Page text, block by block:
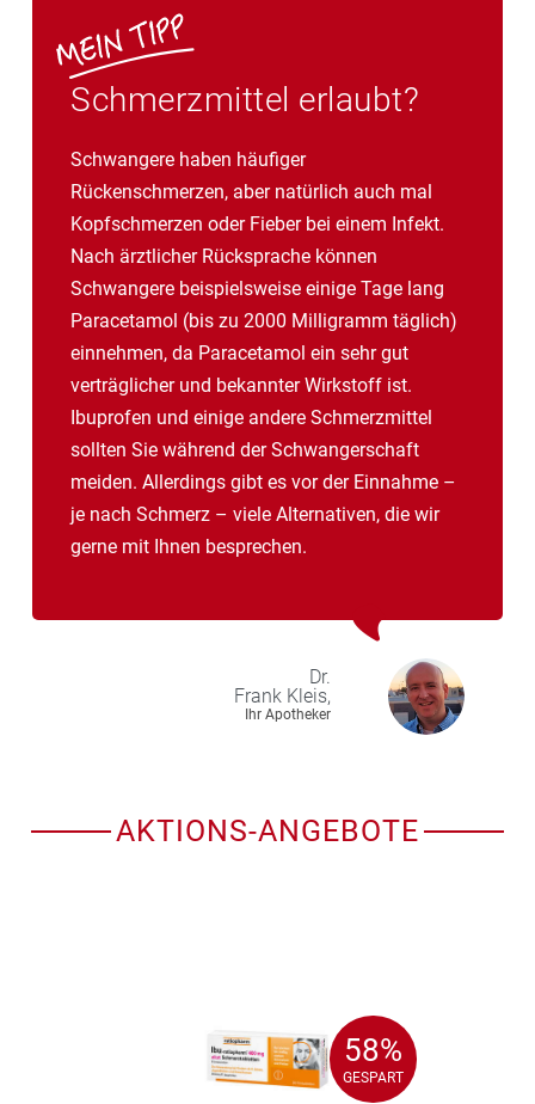
Schmerzmittel erlaubt?
Schwangere haben häufiger
Rückenschmerzen, aber natürlich auch mal
Kopfschmerzen oder Fieber bei einem Infekt.
Nach ärztlicher Rücksprache können
Schwangere beispielsweise einige Tage lang
Paracetamol (bis zu 2000 Milligramm täglich)
einnehmen, da Paracetamol ein sehr gut
verträglicher und bekannter Wirkstoff ist.
Ibuprofen und einige andere Schmerzmittel
sollten Sie während der Schwangerschaft
meiden. Allerdings gibt es vor der Einnahme –
je nach Schmerz – viele Alternativen, die wir
gerne mit Ihnen besprechen.
Dr.
Frank Kleis,
Ihr Apotheker
AKTIONS-ANGEBOTE
58%
GESPART
58%
GESPART